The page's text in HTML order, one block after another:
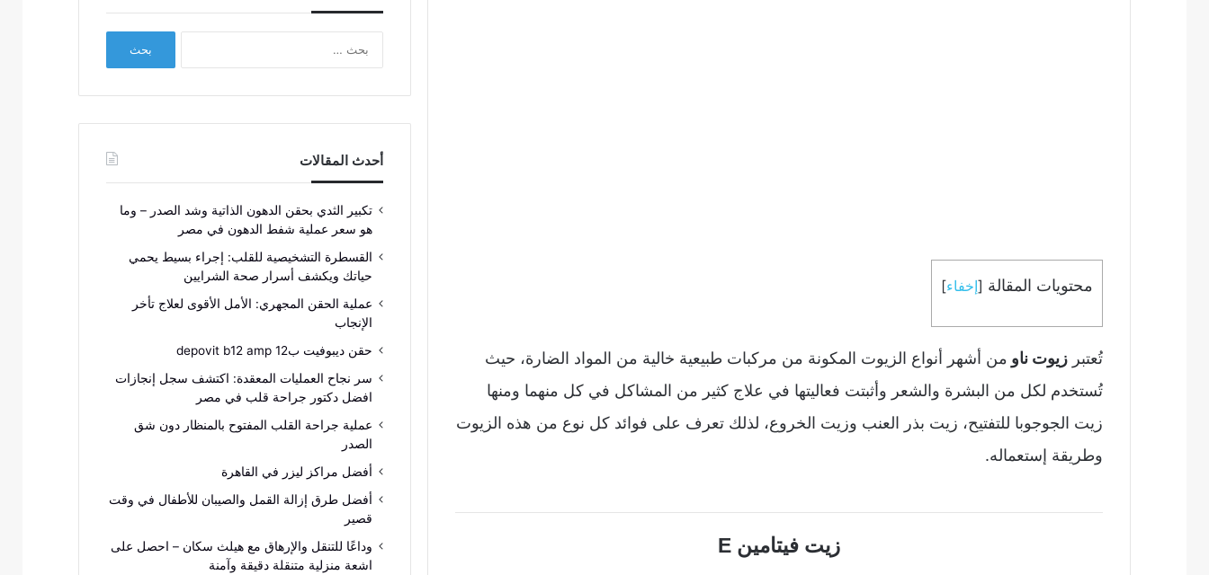
محتويات المقالة [إخفاء]
تُعتبر زيوت ناو من أشهر أنواع الزيوت المكونة من مركبات طبيعية خالية من المواد الضارة، حيث
تُستخدم لكل من البشرة والشعر وأثبتت فعاليتها في علاج كثير من المشاكل في كل منهما ومنها
زيت الجوجوبا للتفتيح، زيت بذر العنب وزيت الخروع، لذلك تعرف على فوائد كل نوع من هذه الزيوت
وطريقة إستعماله.
زيت فيتامين E
أحدث المقالات
تكبير الثدي بحقن الدهون الذاتية وشد الصدر – وما
هو سعر عملية شفط الدهون في مصر
القسطرة التشخيصية للقلب: إجراء بسيط يحمي
حياتك ويكشف أسرار صحة الشرايين
عملية الحقن المجهري: الأمل الأقوى لعلاج تأخر
الإنجاب
حقن ديبوفيت ب12 depovit b12 amp
سر نجاح العمليات المعقدة: اكتشف سجل إنجازات
افضل دكتور جراحة قلب في مصر
عملية جراحة القلب المفتوح بالمنظار دون شق
الصدر
أفضل مراكز ليزر في القاهرة
أفضل طرق إزالة القمل والصيبان للأطفال في وقت
قصير
وداعًا للتنقل والإرهاق مع هيلث سكان – احصل على
اشعة منزلية متنقلة دقيقة وآمنة